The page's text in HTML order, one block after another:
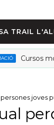
TRAIL
Cursos
joves